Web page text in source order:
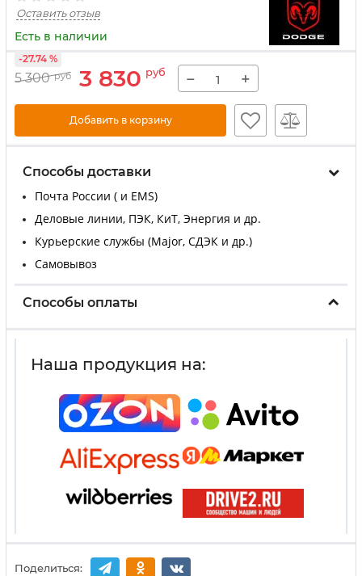
Оставить отзыв
Есть в наличии
5 300 руб 3 830 руб
-27.74 %
− +
Добавить в корзину
Способы доставки
Почта России ( и EMS)
Деловые линии, ПЭК, КиТ, Энергия и др.
Курьерские службы (Major, СДЭК и др.)
Самовывоз
Способы оплаты
Наша продукция на:
Поделиться: